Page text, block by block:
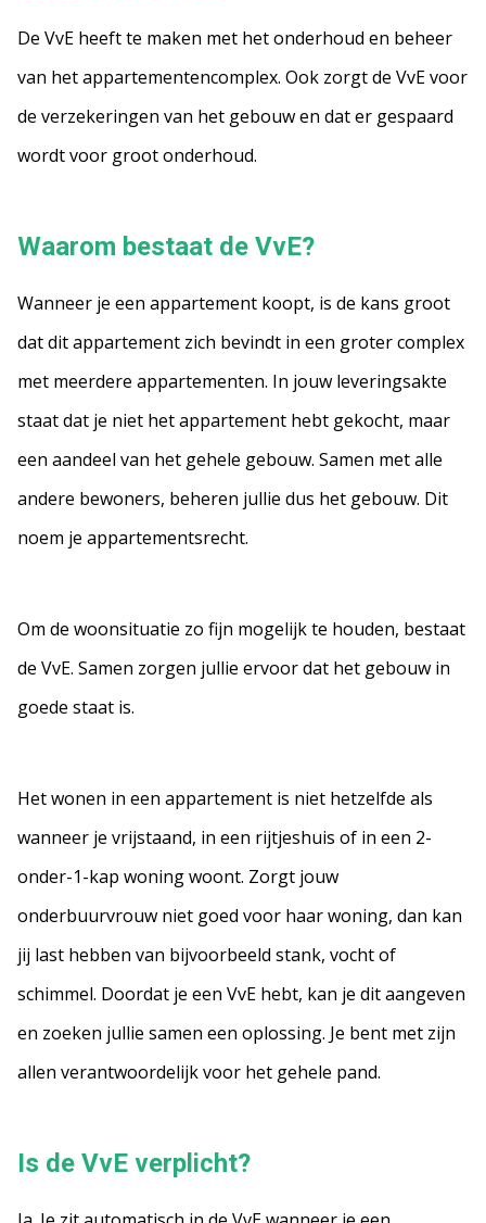
De VvE heeft te maken met het onderhoud en beheer
van het appartementencomplex. Ook zorgt de VvE voor
de verzekeringen van het gebouw en dat er gespaard
wordt voor groot onderhoud.
Waarom bestaat de VvE?
Wanneer je een appartement koopt, is de kans groot
dat dit appartement zich bevindt in een groter complex
met meerdere appartementen. In jouw leveringsakte
staat dat je niet het appartement hebt gekocht, maar
een aandeel van het gehele gebouw. Samen met alle
andere bewoners, beheren jullie dus het gebouw. Dit
noem je appartementsrecht.
Om de woonsituatie zo fijn mogelijk te houden, bestaat
de VvE. Samen zorgen jullie ervoor dat het gebouw in
goede staat is.
Het wonen in een appartement is niet hetzelfde als
wanneer je vrijstaand, in een rijtjeshuis of in een 2-
onder-1-kap woning woont. Zorgt jouw
onderbuurvrouw niet goed voor haar woning, dan kan
jij last hebben van bijvoorbeeld stank, vocht of
schimmel. Doordat je een VvE hebt, kan je dit aangeven
en zoeken jullie samen een oplossing. Je bent met zijn
allen verantwoordelijk voor het gehele pand.
Is de VvE verplicht?